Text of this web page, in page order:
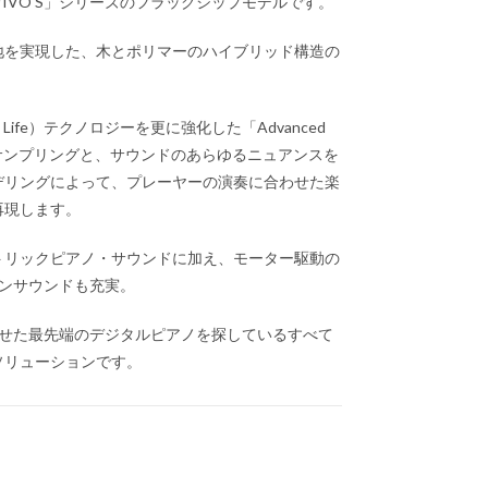
実現した、木とポリマーのハイブリッド構造の
）テクノロジーを更に強化した「Advanced
プリングと、サウンドのあらゆるニュアンスを
ングによって、プレーヤーの演奏に合わせた楽
します。
ックピアノ・サウンドに加え、モーター駆動の
サウンドも充実。
た最先端のデジタルピアノを探しているすべて
ューションです。